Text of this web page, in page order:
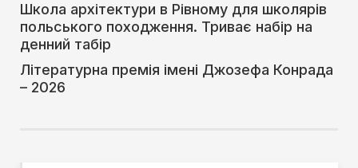
Школа архітектури в Рівному для школярів
польського походження. Триває набір на
денний табір
Літературна премія імені Джозефа Конрада
– 2026